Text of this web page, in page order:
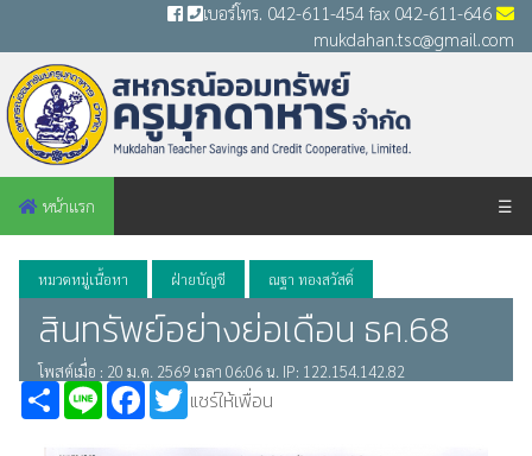
เบอร์โทร. 042-611-454 fax 042-611-646
mukdahan.tsc@gmail.com
หน้าแรก ☰
หมวดหมู่เนื้อหา ฝ่ายบัญชี ณฐา ทองสวัสดิ์
สินทรัพย์อย่างย่อเดือน ธค.68
โพสต์เมื่อ : 20 ม.ค. 2569 เวลา 06:06 น. IP: 122.154.142.82
แชร์ให้เพื่อน
ShareLine Facebook
Twitter